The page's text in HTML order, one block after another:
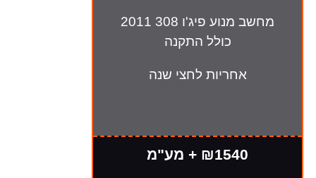
מחשב מנוע פיג'ו 308 2011
כולל התקנה
אחריות לחצי שנה
₪1540 + מע"מ